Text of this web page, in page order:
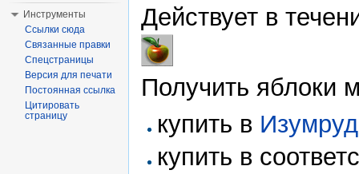
Действует в
Получить яблоки
купить в
купить в
Инструменты
Ссылки сюда
Связанные правки
Спецстраницы
Версия для печати
Постоянная ссылка
Цитировать
страницу